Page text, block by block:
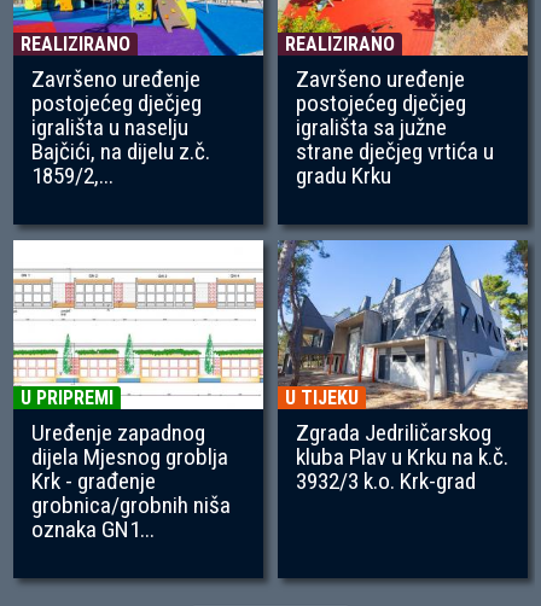
REALIZIRANO
Završeno uređenje
postojećeg dječjeg
igrališta u naselju
Bajčići, na dijelu z.č.
1859/2,...
REALIZIRANO
Završeno uređenje
postojećeg dječjeg
igrališta sa južne
strane dječjeg vrtića u
gradu Krku
U PRIPREMI
Uređenje zapadnog
dijela Mjesnog groblja
Krk - građenje
grobnica/grobnih niša
oznaka GN1...
U TIJEKU
Zgrada Jedriličarskog
kluba Plav u Krku na k.č.
3932/3 k.o. Krk-grad